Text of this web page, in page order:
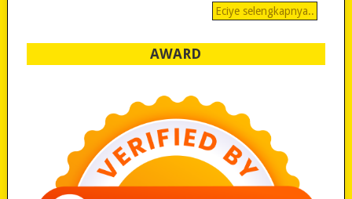
Eciye selengkapnya..
AWARD